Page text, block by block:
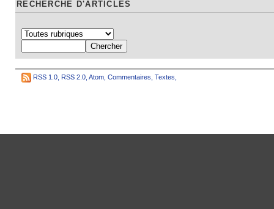
RECHERCHE D'ARTICLES
RSS 1.0 RSS 2.0 Atom Commentaires Textes